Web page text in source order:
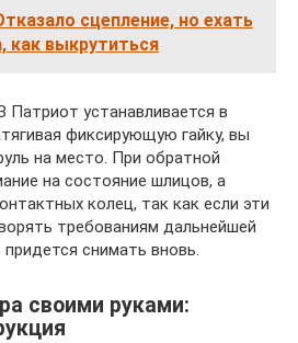
сцепление, но ехать
как выкрутиться
Патриот устанавливается в
фиксирующую гайку, вы
на место. При обратной
на состояние шлицов, а
колец, так как если эти
требованиям дальнейшей
снимать вновь.
своими руками: